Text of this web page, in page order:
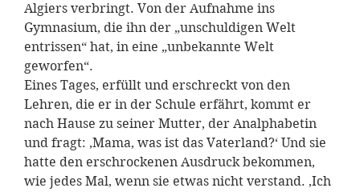
Algiers verbringt. Von der Aufnahme ins
Gymnasium, die ihn der „unschuldigen Welt
entrissen“ hat, in eine „unbekannte Welt
geworfen“.
Eines Tages, erfüllt und erschreckt von den
Lehren, die er in der Schule erfährt, kommt er
nach Hause zu seiner Mutter, der Analphabetin
und fragt: ‚Mama, was ist das Vaterland?‘ Und sie
hatte den erschrockenen Ausdruck bekommen,
wie jedes Mal, wenn sie etwas nicht verstand. ‚Ich